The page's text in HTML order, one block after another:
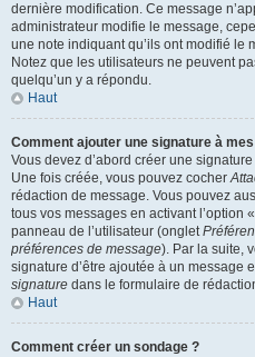
dernière modification. Ce message
administrateur modifie le message,
une note indiquant qu’ils ont modifié le
Notez que les utilisateurs ne peuvent
quelqu’un y a répondu.
Haut
Comment ajouter une signature à
Vous devez d’abord créer une
Une fois créée, vous pouvez cocher
rédaction de message. Vous pouvez
tous vos messages en activant l’option
panneau de l’utilisateur (onglet
préférences de message). Par la suite,
signature d’être ajoutée à un message
signature dans le formulaire de
Haut
Comment créer un sondage ?